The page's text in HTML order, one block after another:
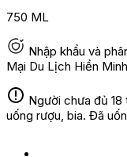
750 ML
Nhập khẩu và
Mại Du Lịch Hiền Minh
Người chưa đủ
uống rượu, bia. Đã